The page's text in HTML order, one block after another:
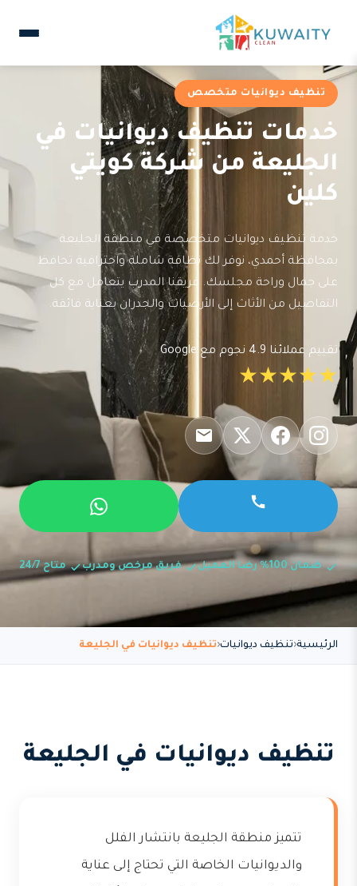
تنظيف ديوانيات متخصص
خدمات تنظيف ديوانيات في
الجليعة من شركة كويتي
كلين
خدمة تنظيف ديوانيات متخصصة في منطقة الجليعة
بمحافظة أحمدي، نوفر لك نظافة شاملة واحترافية تحافظ
على جمال وراحة مجلسك. فريقنا المدرب يتعامل مع كل
التفاصيل من الأثاث إلى الأرضيات والجدران بعناية فائقة.
تقييم عملائنا 4.9 نجوم مع Google
★★★★★
ضمان 100% رضا العميل فريق مرخص ومدرب متاح 24/7
الرئيسية تنظيف ديوانيات تنظيف ديوانيات في الجليعة
تنظيف ديوانيات في الجليعة
تتميز منطقة الجليعة بانتشار الفلل
والديوانيات الخاصة التي تحتاج إلى عناية